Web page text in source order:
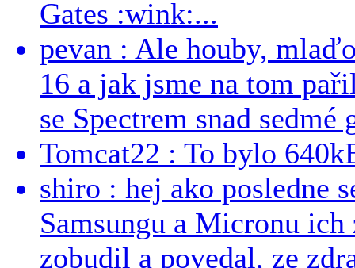
Gates :wink:...
pevan : Ale houby,
16 a jak jsme na tom
se Spectrem snad sedmé
Tomcat22 : To bylo
shiro : hej ako posledne
Samsungu a Micronu
zobudil a povedal, ze